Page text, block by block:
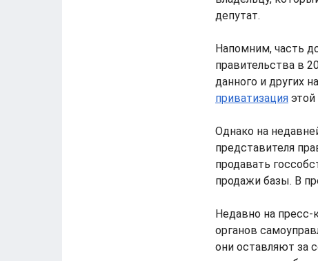
депутат.
Напомним, часть
правительства в
данного и других
приватизация этой
Однако на
представителя
продавать
продажи базы. В
Недавно на
органов
они оставляют за